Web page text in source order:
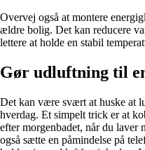
Overvej også at montere
ældre bolig. Det kan reducere
lettere at holde en stabil
Gør udluftning til
Det kan være svært at huske at
hverdag. Et simpelt trick er at
efter morgenbadet, når du laver
også sætte en påmindelse på